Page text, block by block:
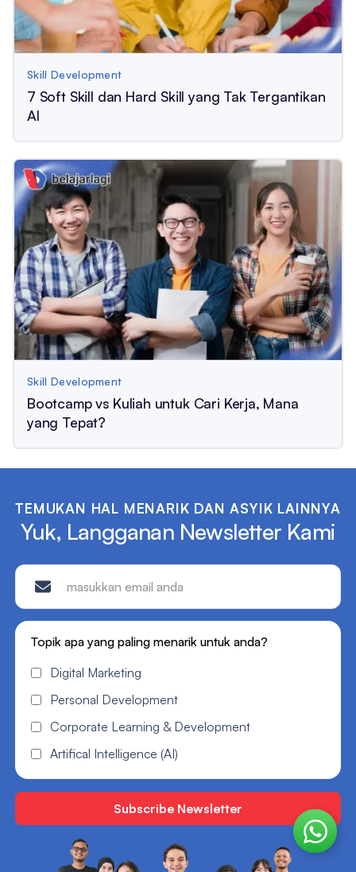
Skill Development
7 Soft Skill dan Hard Skill yang Tak Tergantikan
AI
Skill Development
Bootcamp vs Kuliah untuk Cari Kerja, Mana
yang Tepat?
TEMUKAN HAL MENARIK DAN ASYIK LAINNYA
Yuk, Langganan Newsletter Kami
Topik apa yang paling menarik untuk anda?
Digital Marketing
Personal Development
Corporate Learning & Development
Artifical Intelligence (AI)